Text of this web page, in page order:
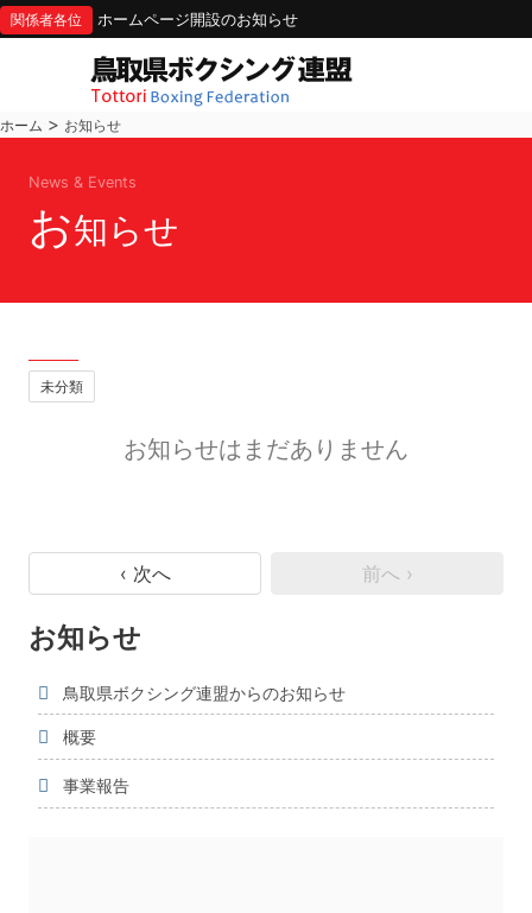
関係者各位 ホームページ開設のお知らせ
ホーム > お知らせ
News & Events
お知らせ
未分類
お知らせはまだありません
‹ 次へ 前へ ›
お知らせ
鳥取県ボクシング連盟からのお知らせ
概要
事業報告